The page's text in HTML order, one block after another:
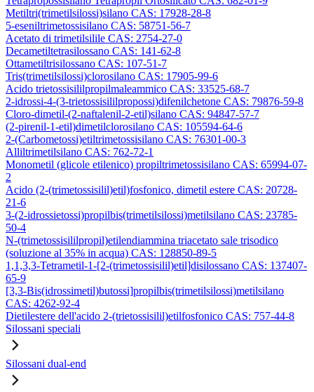
Metiltri(trimetilsilossi)silano CAS: 17928-28-8
5-eseniltrimetossisilano CAS: 58751-56-7
Acetato di trimetilsilile CAS: 2754-27-0
Decametiltetrasilossano CAS: 141-62-8
Ottametiltrisilossano CAS: 107-51-7
Tris(trimetilsilossi)clorosilano CAS: 17905-99-6
Acido trietossisililpropilmaleammico CAS: 33525-68-7
2-idrossi-4-(3-trietossisililpropossi)difenilchetone CAS: 79876-59-8
Cloro-dimetil-(2-naftalenil-2-etil)silano CAS: 94847-57-7
(2-pirenil-1-etil)dimetilclorosilano CAS: 105594-64-6
2-(Carbometossi)etiltrimetossisilano CAS: 76301-00-3
Alliltrimetilsilano CAS: 762-72-1
Monometil (glicole etilenico) propiltrimetossisilano CAS: 65994-07-
2
Acido (2-(trimetossisilil)etil)fosfonico, dimetil estere CAS: 20728-
21-6
3-(2-idrossietossi)propilbis(trimetilsilossi)metilsilano CAS: 23785-
50-4
N-(trimetossisililpropil)etilendiammina triacetato sale trisodico
(soluzione al 35% in acqua) CAS: 128850-89-5
1,1,3,3-Tetrametil-1-[2-(trimetossisilil)etil]disilossano CAS: 137407-
65-9
[3,3-Bis(idrossimetil)butossi]propilbis(trimetilsilossi)metilsilano
CAS: 4262-92-4
Dietilestere dell'acido 2-(trietossisilil)etilfosfonico CAS: 757-44-8
Silossani speciali
Silossani dual-end